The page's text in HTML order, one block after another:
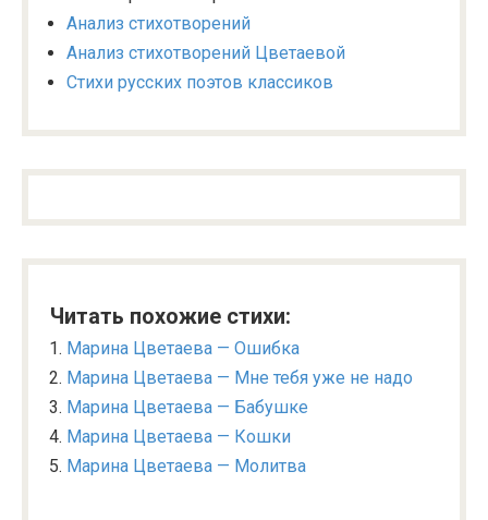
Анализ стихотворений
Анализ стихотворений Цветаевой
Стихи русских поэтов классиков
Читать похожие стихи:
Марина Цветаева — Ошибка
Марина Цветаева — Мне тебя уже не надо
Марина Цветаева — Бабушке
Марина Цветаева — Кошки
Марина Цветаева — Молитва